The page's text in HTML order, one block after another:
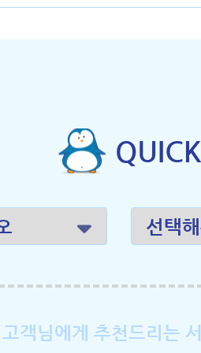
고객님에게 추천드리는